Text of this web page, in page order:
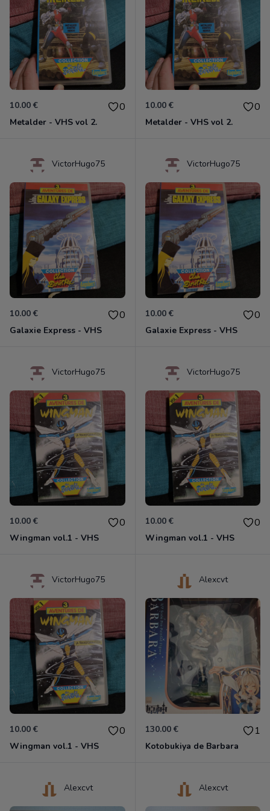
10.00 € 0
Metalder - VHS vol 2.
10.00 € 0
Metalder - VHS vol 2.
VictorHugo75
10.00 € 0
Galaxie Express - VHS
VictorHugo75
10.00 € 0
Galaxie Express - VHS
VictorHugo75
10.00 € 0
Wingman vol.1 - VHS
VictorHugo75
10.00 € 0
Wingman vol.1 - VHS
VictorHugo75
10.00 € 0
Wingman vol.1 - VHS
Alexcvt
130.00 € 1
Kotobukiya de Barbara
Alexcvt Alexcvt